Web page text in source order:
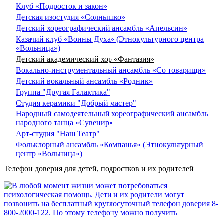
Клуб «Подросток и закон»
Детская изостудия «Солнышко»
Детский хореографический ансамбль «Апельсин»
Казачий клуб «Воины Духа» (Этнокультурного центра
«Вольница»)
Детский академический хор «Фантазия»
Вокально-инструментальный ансамбль «Со товарищи»
Детский вокальный ансамбль «Родник»
Группа "Другая Галактика"
Студия керамики "Добрый мастер"
Народный самодеятельный хореографический ансамбль
народного танца «Сувенир»
Арт-студия "Наш Театр"
Фольклорный ансамбль «Компанья» (Этнокультурный
центр «Вольница»)
Телефон доверия для детей, подростков и их родителей